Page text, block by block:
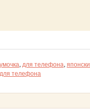
, для телефона,
телефона